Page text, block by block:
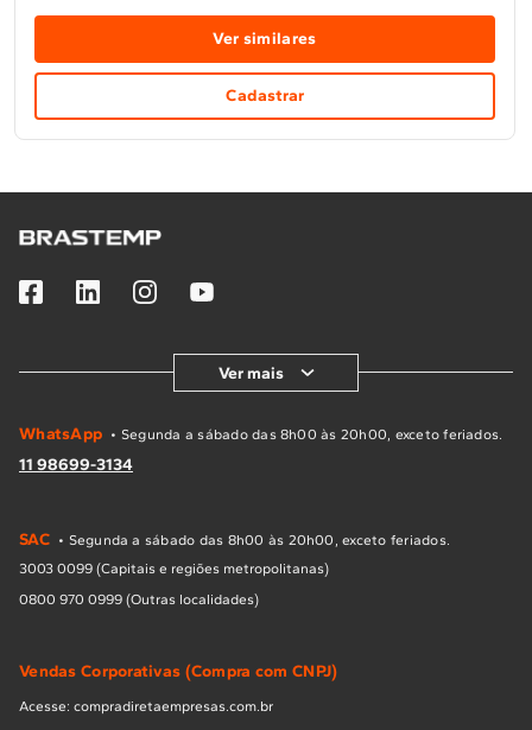
Ver similares
Cadastrar
Ver mais
WhatsApp • Segunda a sábado das 8h00 às 20h00, exceto feriados.
11 98699-3134
SAC • Segunda a sábado das 8h00 às 20h00, exceto feriados.
3003 0099 (Capitais e regiões metropolitanas)
0800 970 0999 (Outras localidades)
Vendas Corporativas (Compra com CNPJ)
Acesse: compradiretaempresas.com.br